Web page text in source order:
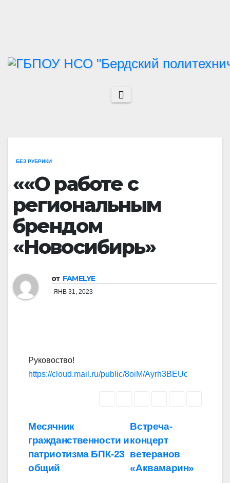
БЕЗ РУБРИКИ
««О работе с
региональным
брендом
«Новосибирь»
от FAMELYE
ЯНВ 31, 2023
Руковоство!
https://cloud.mail.ru/public/8oiM/Ayrh3BEUc
Навигация
по
записям
Встреча-
концерт
ветеранов
«Аквамарин»
Месячник
гражданственности и
патриотизма БПК-23
общий